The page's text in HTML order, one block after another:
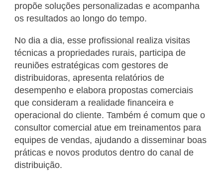
propõe soluções personalizadas e acompanha
os resultados ao longo do tempo.
No dia a dia, esse profissional realiza visitas
técnicas a propriedades rurais, participa de
reuniões estratégicas com gestores de
distribuidoras, apresenta relatórios de
desempenho e elabora propostas comerciais
que consideram a realidade financeira e
operacional do cliente. Também é comum que o
consultor comercial atue em treinamentos para
equipes de vendas, ajudando a disseminar boas
práticas e novos produtos dentro do canal de
distribuição.